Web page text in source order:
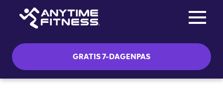
GRATIS 7-DAGENPAS